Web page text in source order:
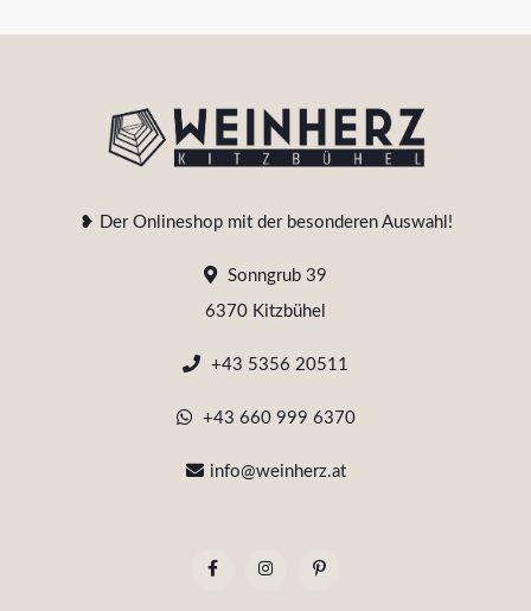
❥ Der Onlineshop mit der besonderen Auswahl!
Sonngrub 39
6370 Kitzbühel
+43 5356 20511
+43 660 999 6370
info@weinherz.at